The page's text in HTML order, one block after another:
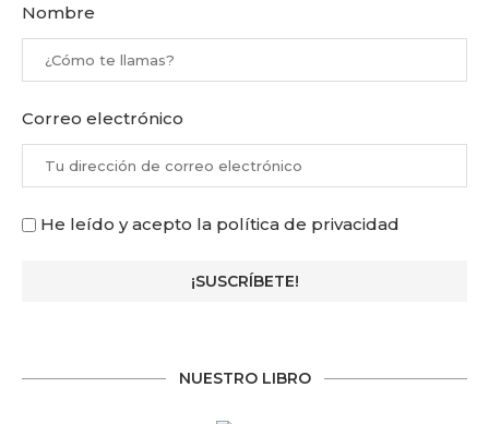
Nombre
Correo electrónico
He leído y acepto la política de privacidad
NUESTRO LIBRO